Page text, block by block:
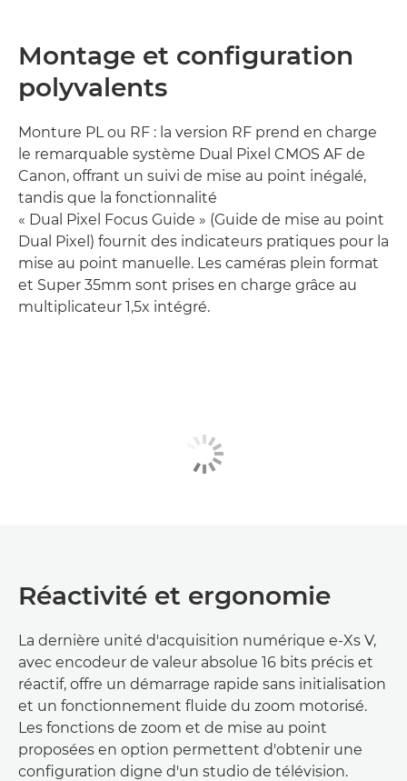
Montage et configuration
polyvalents
Monture PL ou RF : la version RF prend en charge
le remarquable système Dual Pixel CMOS AF de
Canon, offrant un suivi de mise au point inégalé,
tandis que la fonctionnalité
« Dual Pixel Focus Guide » (Guide de mise au point
Dual Pixel) fournit des indicateurs pratiques pour la
mise au point manuelle. Les caméras plein format
et Super 35mm sont prises en charge grâce au
multiplicateur 1,5x intégré.
Réactivité et ergonomie
La dernière unité d'acquisition numérique e-Xs V,
avec encodeur de valeur absolue 16 bits précis et
réactif, offre un démarrage rapide sans initialisation
et un fonctionnement fluide du zoom motorisé.
Les fonctions de zoom et de mise au point
proposées en option permettent d'obtenir une
configuration digne d'un studio de télévision.